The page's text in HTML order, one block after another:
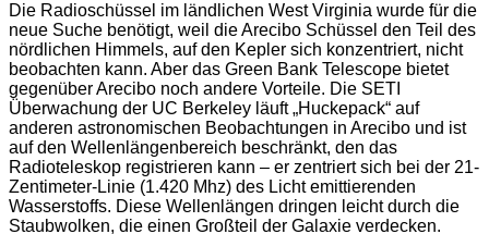
Die Radioschüssel im ländlichen West Virginia wurde für die
neue Suche benötigt, weil die Arecibo Schüssel den Teil des
nördlichen Himmels, auf den Kepler sich konzentriert, nicht
beobachten kann. Aber das Green Bank Telescope bietet
gegenüber Arecibo noch andere Vorteile. Die SETI
Überwachung der UC Berkeley läuft „Huckepack“ auf
anderen astronomischen Beobachtungen in Arecibo und ist
auf den Wellenlängenbereich beschränkt, den das
Radioteleskop registrieren kann – er zentriert sich bei der 21-
Zentimeter-Linie (1.420 Mhz) des Licht emittierenden
Wasserstoffs. Diese Wellenlängen dringen leicht durch die
Staubwolken, die einen Großteil der Galaxie verdecken.